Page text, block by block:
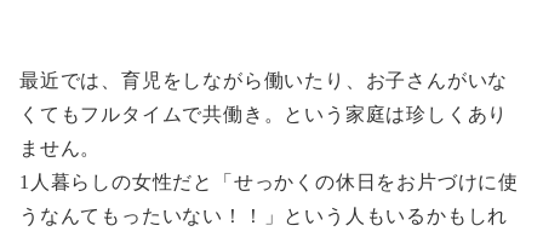
最近では、育児をしながら働いたり、お子さんがいな
くてもフルタイムで共働き。という家庭は珍しくあり
ません。
1人暮らしの女性だと「せっかくの休日をお片づけに使
うなんてもったいない！！」という人もいるかもしれ